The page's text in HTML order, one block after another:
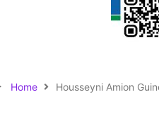
Home Housseyni Amion